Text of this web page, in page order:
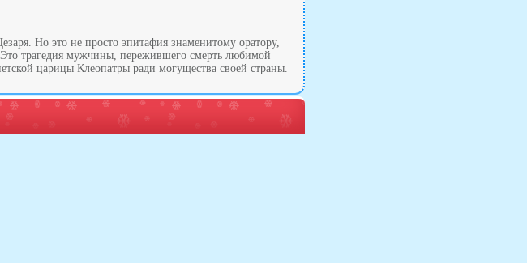
Но это не просто эпитафия знаменитому оратору,
трагедия мужчины, пережившего смерть любимой
царицы Клеопатры ради могущества своей страны.